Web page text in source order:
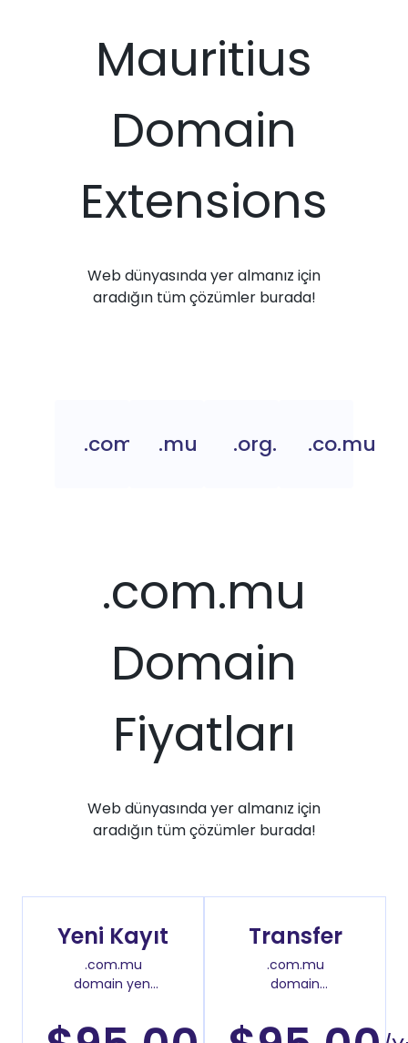
Mauritius
Domain
Extensions
Web dünyasında yer almanız için
aradığın tüm çözümler burada!
.com.mu.mu .org.mu.co.mu
.com.mu
Domain
Fiyatları
Web dünyasında yer almanız için
aradığın tüm çözümler burada!
Yeni Kayıt
.com.mu
domain yeni
Transfer
.com.mu
domain